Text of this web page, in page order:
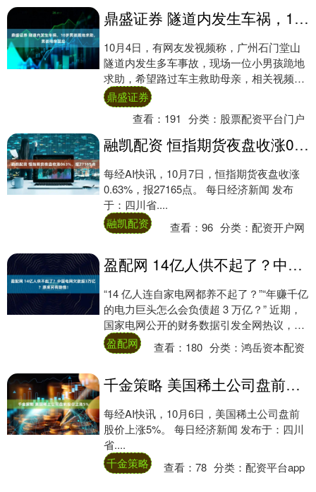
鼎盛证券 隧道内发生车祸，10岁男孩跪地求助，男孩母亲回应
10月4日，有网友发视频称，广州石门堂山
隧道内发生多车事故，现场一位小男孩跪地
求助，希望路过车主救助母亲，相关视频引
发网友关注。 10月5日，发布网友告诉记
者，....
鼎盛证券
查看： 191 分类： 股票配资平台门户
融凯配资 恒指期货夜盘收涨063%，报27165点
每经AI快讯，10月7日，恒指期货夜盘收涨
0.63%，报27165点。 每日经济新闻 发布
于：四川省....
融凯配资
查看：96 分类：配资开户网
盈配网 14亿人供不起了？中国电网欠款超3万亿？原来另有隐情！
“14 亿人连自家电网都养不起了？”“年赚千亿
的电力巨头怎么会负债超 3 万亿？” 近期，
国家电网公开的财务数据引发全网热议，不
少人盯着 “3 万亿负债” 这个....
盈配网 查看： 180 分类：鸿岳资本配资
千金策略 美国稀土公司盘前股价上涨5%
每经AI快讯，10月6日，美国稀土公司盘前
股价上涨5%。 每日经济新闻 发布于：四川
省....
千金策略
查看：78 分类：配资平台app